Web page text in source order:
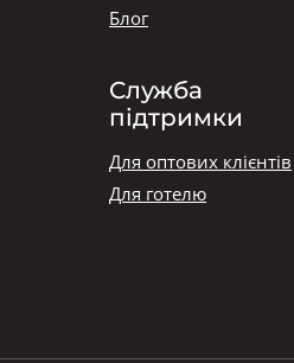
Блог
Служба
підтримки
Для оптових клієнтів
Для готелю